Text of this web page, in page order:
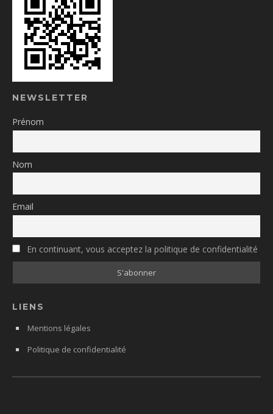
NEWSLETTER
Prénom
Nom
Email
En continuant, vous acceptez la politique de confidentialité
LIENS
Mentions légales
Politique de confidentialité